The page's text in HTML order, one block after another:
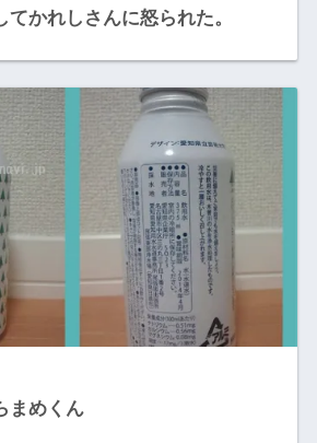
かれしさんに怒られた。
まめくん